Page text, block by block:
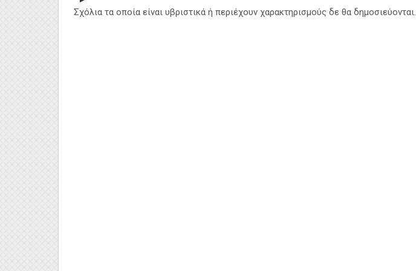
Σχόλια τα οποία είναι υβριστικά ή περιέχουν χαρακτηρισμούς δε θα δημοσιεύονται.